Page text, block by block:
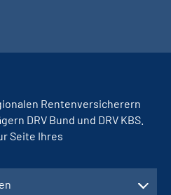
Rentenversicherern
DRV Bund und DRV KBS.
Seite Ihres